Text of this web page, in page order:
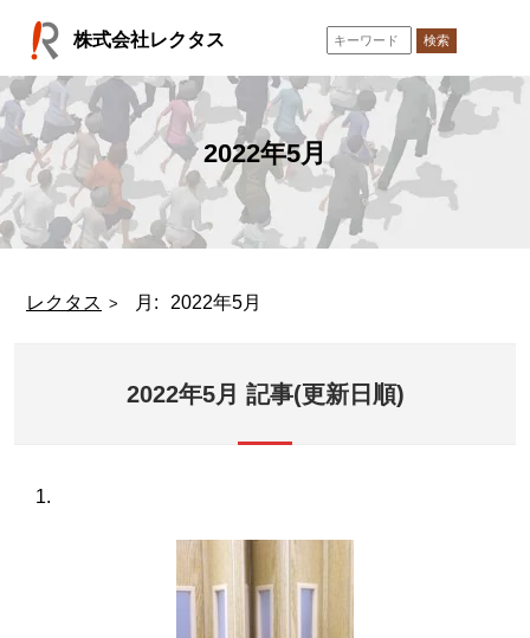
ン
ツ
へ
ス
キ
ッ
プ
検索
株式会社レクタス
2022年5月
レクタス 月: 2022年5月
2022年5月 記事(更新日順)